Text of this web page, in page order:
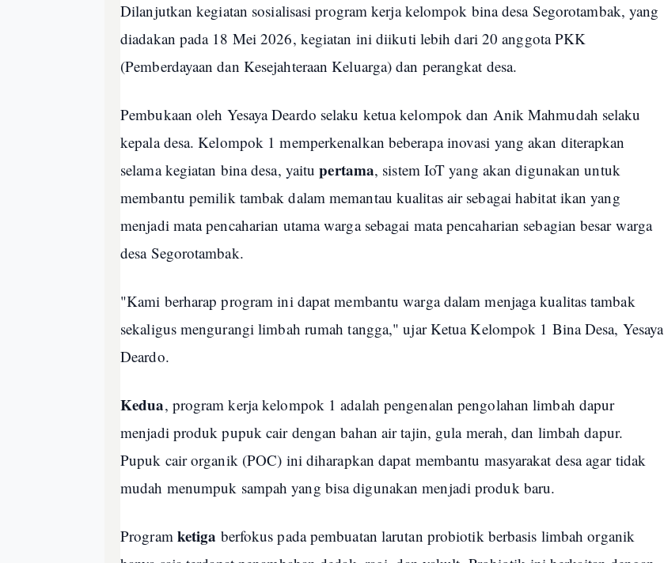
Dilanjutkan kegiatan sosialisasi program kerja kelompok bina desa Segorotambak, yang
diadakan pada 18 Mei 2026, kegiatan ini diikuti lebih dari 20 anggota PKK
(Pemberdayaan dan Kesejahteraan Keluarga) dan perangkat desa.
Pembukaan oleh Yesaya Deardo selaku ketua kelompok dan Anik Mahmudah selaku
kepala desa. Kelompok 1 memperkenalkan beberapa inovasi yang akan diterapkan
selama kegiatan bina desa, yaitupertama, sistem IoT yang akan digunakan untuk
membantu pemilik tambak dalam memantau kualitas air sebagai habitat ikan yang
menjadi mata pencaharian utama warga sebagai mata pencaharian sebagian besar warga
desa Segorotambak.
"Kami berharap program ini dapat membantu warga dalam menjaga kualitas tambak
sekaligus mengurangi limbah rumah tangga," ujar Ketua Kelompok 1 Bina Desa, Yesaya
Deardo.
Kedua, program kerja kelompok 1 adalah pengenalan pengolahan limbah dapur
menjadi produk pupuk cair dengan bahan air tajin, gula merah, dan limbah dapur.
Pupuk cair organik (POC) ini diharapkan dapat membantu masyarakat desa agar tidak
mudah menumpuk sampah yang bisa digunakan menjadi produk baru.
Program ketiga berfokus pada pembuatan larutan probiotik berbasis limbah organik